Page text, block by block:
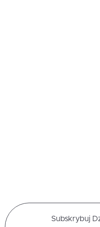
Subskrybuj